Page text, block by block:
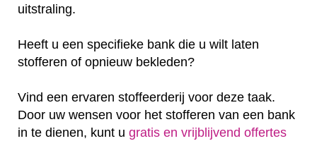
uitstraling.
Heeft u een specifieke bank die u wilt laten
stofferen of opnieuw bekleden?
Vind een ervaren stoffeerderij voor deze taak.
Door uw wensen voor het stofferen van een bank
in te dienen, kunt u gratis en vrijblijvend offertes